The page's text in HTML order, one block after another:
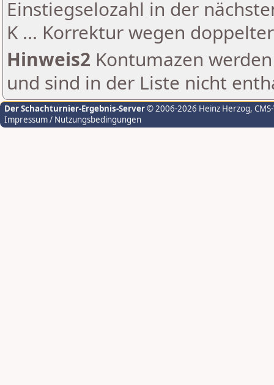
Einstiegselozahl in der
K ... Korrektur wegen
Hinweis2 Kontumazen
und sind in der Liste nicht
Der Schachturnier-Ergebnis-Server© 2006-2026 Heinz Herzog,
Impressum / Nutzungsbedingungen